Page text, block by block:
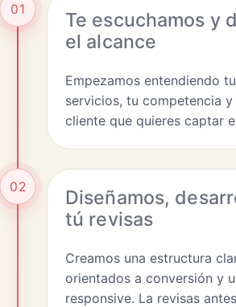
01
Te escuchamos y
el alcance
Empezamos entendiendo
servicios, tu competencia
cliente que quieres captar
02
Diseñamos,
tú revisas
Creamos una estructura
orientados a conversión y
responsive. La revisas